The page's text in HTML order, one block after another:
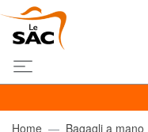
Home Bagagli a mano